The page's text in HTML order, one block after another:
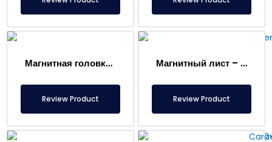
Магнитная головка мешочного фильтра
Review Product
Магнитный лист – Для пола – Безопасный для пищевых продуктов
Review Product